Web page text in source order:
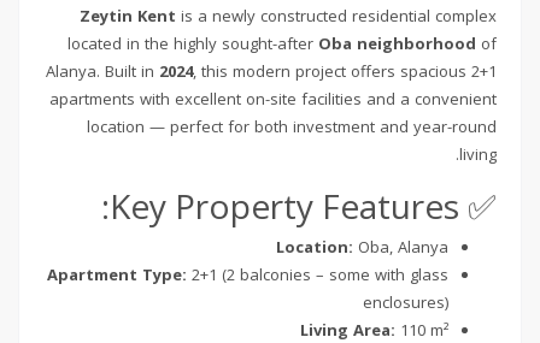
Zeytin Kent is a newly constructed residential complex
located in the highly sought-after Oba neighborhood of
Alanya. Built in 2024, this modern project offers spacious 2+1
apartments with excellent on-site facilities and a convenient
location — perfect for both investment and year-round
living.
✅ Key Property Features:
Location: Oba, Alanya
Apartment Type: 2+1 (2 balconies – some with glass
enclosures)
Living Area: 110 m²